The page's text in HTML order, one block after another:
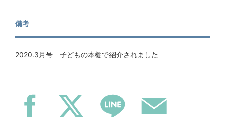
備考
2020.3月号 子どもの本棚で紹介されました